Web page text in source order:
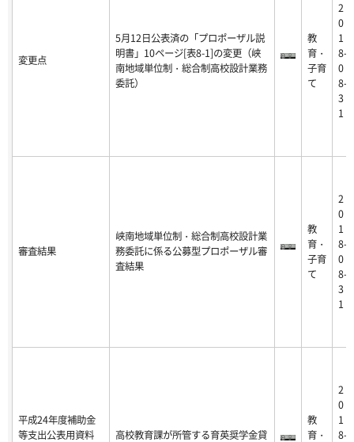
変更点
5月12日公表済の「プロポーザル説
明書」10ページ[表8-1]の変更（峡
南地域単位制・総合制高校設計業務
委託）
教
育・
子育
て
2
0
1
8-
0
8-
3
1
審査結果
峡南地域単位制・総合制高校設計業
務委託に係る公募型プロポーザル審
査結果
教
育・
子育
て
2
0
1
8-
0
8-
3
1
平成24年度補助金
等支出公表用資料
高校教育課が所管する育英奨学金貸
教
育・
2
0
1
8-